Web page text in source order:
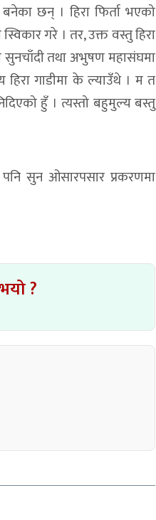
बनेका छन् । हिरा फिर्ता भएको
गरे । तर, उक्त वस्तु हिरा
सुनचाँदी तथा अभुषण महासंघमा
हिरा गाडीमा के ल्याउँथे । म त
हुँ । त्यस्तो बहुमुल्य बस्तु
सुन ओसारपसार प्रकरणमा
?